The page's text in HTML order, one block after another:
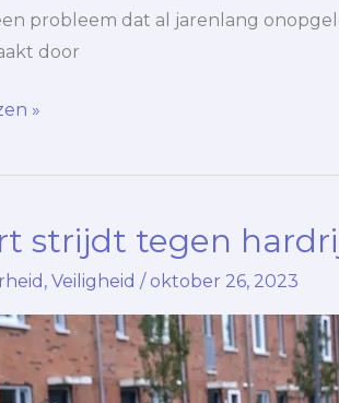
probleem dat al jarenlang
door
»
strijdt tegen
, Veiligheid / oktober 26, 2023